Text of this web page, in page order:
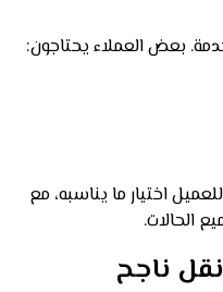
بعض العملاء يحتاجون:
اختيار ما يناسبه، مع
الحالات.
ناجح